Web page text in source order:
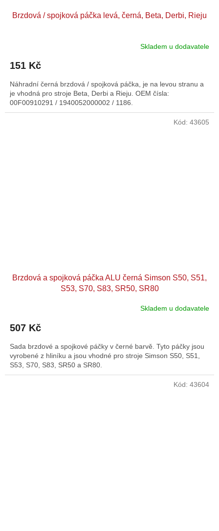
Brzdová / spojková páčka levá, černá, Beta, Derbi, Rieju
Skladem u dodavatele
151 Kč
Náhradní černá brzdová / spojková páčka, je na levou stranu a
je vhodná pro stroje Beta, Derbi a Rieju. OEM čísla:
00F00910291 / 1940052000002 / 1186.
Brzdová a spojková páčka ALU černá Simson S50, S51,
S53, S70, S83, SR50, SR80
Skladem u dodavatele
507 Kč
Sada brzdové a spojkové páčky v černé barvě. Tyto páčky jsou
vyrobené z hliníku a jsou vhodné pro stroje Simson S50, S51,
S53, S70, S83, SR50 a SR80.
Kód: 43605
Kód: 43604